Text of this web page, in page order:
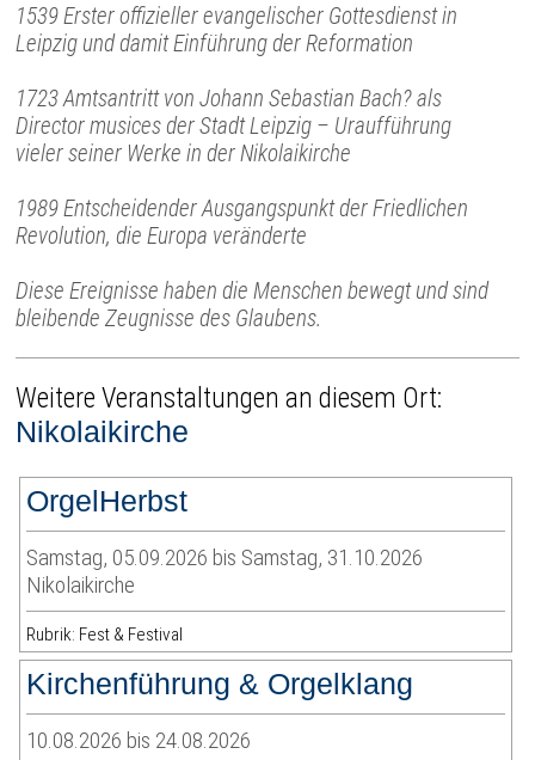
1539 Erster offizieller evangelischer Gottesdienst in
Leipzig und damit Einführung der Reformation
1723 Amtsantritt von Johann Sebastian Bach? als
Director musices der Stadt Leipzig – Uraufführung
vieler seiner Werke in der Nikolaikirche
1989 Entscheidender Ausgangspunkt der Friedlichen
Revolution, die Europa veränderte
Diese Ereignisse haben die Menschen bewegt und sind
bleibende Zeugnisse des Glaubens.
Weitere Veranstaltungen an diesem Ort:
Nikolaikirche
OrgelHerbst
Samstag, 05.09.2026 bis Samstag, 31.10.2026
Nikolaikirche
Rubrik: Fest & Festival
Kirchenführung & Orgelklang
10.08.2026 bis 24.08.2026